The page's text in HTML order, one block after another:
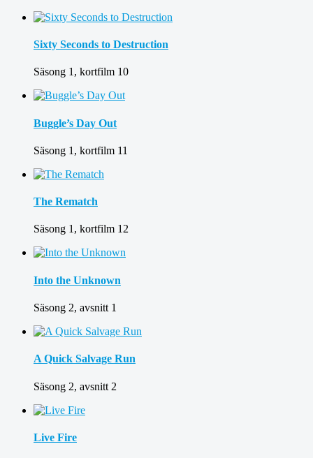
Sixty Seconds to Destruction
Säsong 1, kortfilm 10
Buggle’s Day Out
Säsong 1, kortfilm 11
The Rematch
Säsong 1, kortfilm 12
Into the Unknown
Säsong 2, avsnitt 1
A Quick Salvage Run
Säsong 2, avsnitt 2
Live Fire